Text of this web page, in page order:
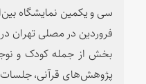
سی و یکمین نمایشگاه
بخش از جمله کودک و
پژوهش‌های قرآنی،